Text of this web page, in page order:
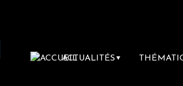
ACTUALITÉS ▼